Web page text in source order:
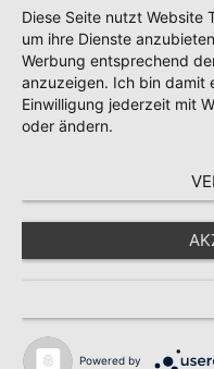
Diese Seite nutzt Website
um ihre Dienste
Werbung entsprechend
anzuzeigen. Ich bin damit
Einwilligung jederzeit mit
oder ändern.
Powered by